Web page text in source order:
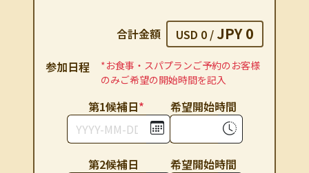
合計金額 USD 0 / JPY 0
参加⽇程
*お⾷事・スパプランご予約のお客様
のみご希望の開始時間を記⼊
第1候補⽇* 希望開始時間
第2候補⽇ 希望開始時間